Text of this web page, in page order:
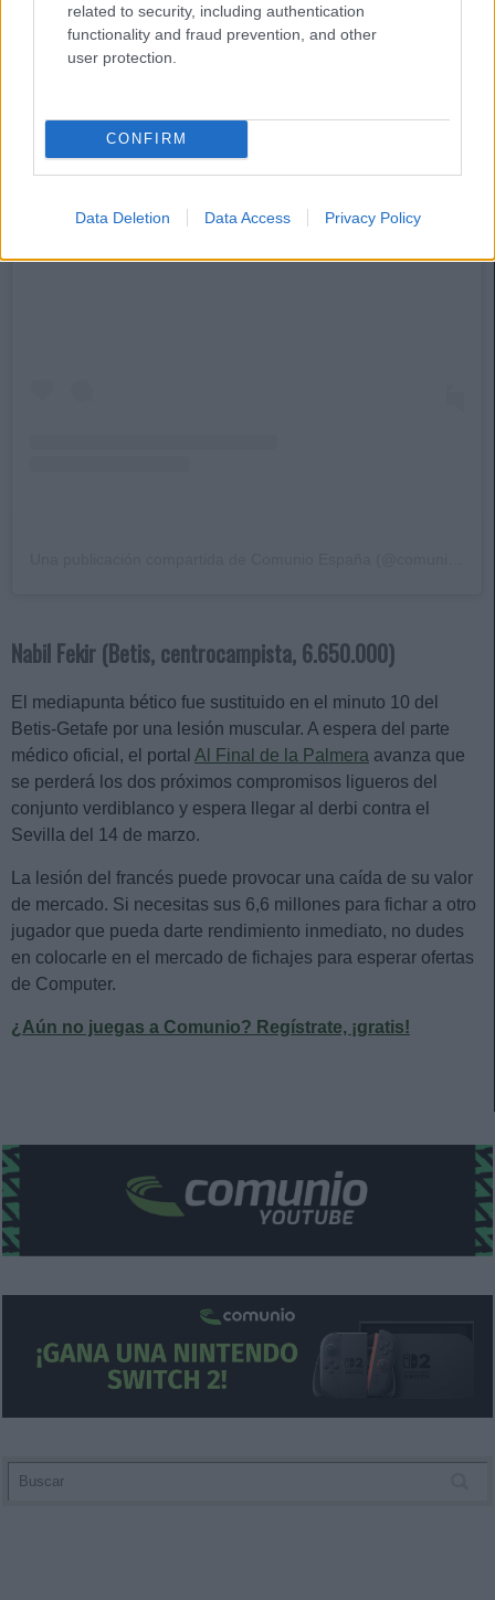
related to security, including authentication
functionality and fraud prevention, and other
user protection.
CONFIRM
Data Deletion Data Access Privacy Policy
Ver esta publicación en Instagram
Nabil Fekir (Betis, centrocampista, 6.650.000)
El mediapunta bético fue sustituido en el minuto 10 del
Betis-Getafe por una lesión muscular. A espera del parte
médico oficial, el portal Al Final de la Palmera avanza que
se perderá los dos próximos compromisos ligueros del
conjunto verdiblanco y espera llegar al derbi contra el
Sevilla del 14 de marzo.
La lesión del francés puede provocar una caída de su valor
de mercado. Si necesitas sus 6,6 millones para fichar a otro
jugador que pueda darte rendimiento inmediato, no dudes
en colocarle en el mercado de fichajes para esperar ofertas
de Computer.
¿Aún no juegas a Comunio? Regístrate, ¡gratis!